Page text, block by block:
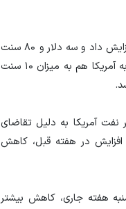
آرامکو قیمت فروش نفت عرب لایت به شمال غربی اروپا را به میزان ۸۰ سنت افزایش داد و سه دلار و ۸۰ سنت
در هر بشکه بالاتر از قیمت نفت برنت ICE تعیین کرد. همچنین قیمت فروش به آمریکا هم به میزان ۱۰ سنت
نفت آمریکا به دلیل تقاضای
افزایش در هفته قبل، کاهش
هفته جاری، کاهش بیشتر